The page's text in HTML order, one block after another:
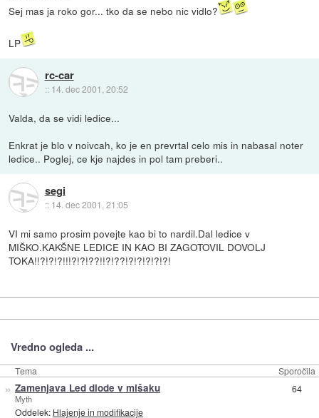
Sej mas ja roko gor... tko da se nebo nic vidlo?
LP
rc-car
:: 14. dec 2001, 20:52
Valda, da se vidi ledice...
Enkrat je blo v noivcah, ko je en prevrtal celo mis in nabasal noter
ledice.. Poglej, ce kje najdes in pol tam preberi..
segi
:: 14. dec 2001, 21:05
VI mi samo prosim povejte kao bi to nardil.Dal ledice v
MIŠKO.KAKŠNE LEDICE IN KAO BI ZAGOTOVIL DOVOLJ
TOKA!!?!?!?!!!?!?!??!!?!??!?!?!?!?!?!
Vredno ogleda ...
Tema Sporočila
» Zamenjava Led diode v mišaku
Myth
Oddelek: Hlajenje in modifikacije
64